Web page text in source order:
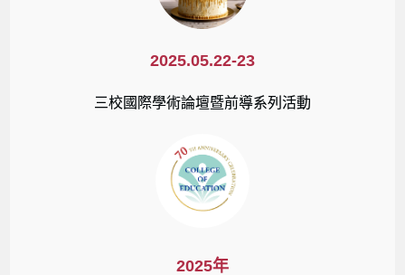
2025.05.22-23
三校國際學術論壇暨前導系列活動
2025年